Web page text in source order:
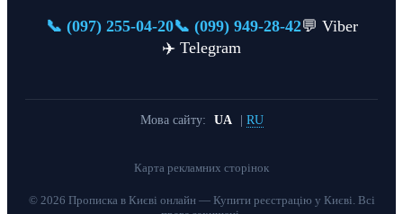
📞 (097) 255-04-20📞 (099) 949-28-42💬 Viber
✈️ Telegram
Мова сайту: UA RU
Карта рекламних сторінок
© 2026 Прописка в Києві онлайн — Купити реєстрацію у Києві. Всі